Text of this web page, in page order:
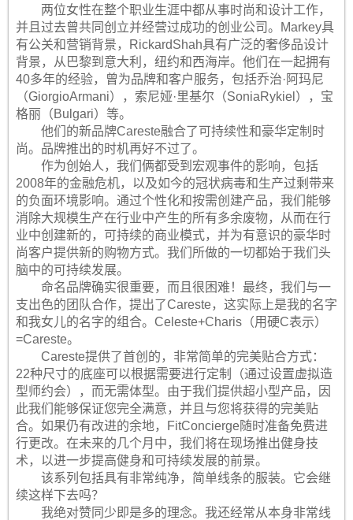
两位女性在整个职业生涯中都从事时尚和设计工作，
并且过去曾共同创立并经营过成功的创业公司。Markey具
有公关和营销背景，RickardShah具有广泛的奢侈品设计
背景，从巴黎到意大利，纽约和西海岸。他们在一起拥有
40多年的经验，曾为品牌和客户服务，包括乔治·阿玛尼
（GiorgioArmani），索尼娅·里基尔（SoniaRykiel），宝
格丽（Bulgari）等。
他们的新品牌Careste融合了可持续性和豪华定制时
尚。品牌推出的时机再好不过了。
作为创始人，我们俩都受到宏观事件的影响，包括
2008年的金融危机，以及如今的冠状病毒和生产过剩带来
的负面环境影响。通过个性化和按需创建产品，我们能够
消除大规模生产在行业中产生的所有多余废物，从而在行
业中创建新的，可持续的商业模式，并为有意识的豪华时
尚客户提供新的购物方式。我们所做的一切都始于我们头
脑中的可持续发展。
命名品牌确实很重要，而且很困难！最终，我们与一
支出色的团队合作，提出了Careste，这实际上是我的名字
和我女儿的名字的组合。Celeste+Charis（用硬C表示）
=Careste。
Careste提供了首创的，非常简单的完美贴合方式：
22种尺寸的底座可以根据需要进行定制（通过设置虚拟造
型师约会），而无需体型。由于我们提供超小型产品，因
此我们能够保证您完全满意，并且与您将获得的完美贴
合。如果仍有改进的余地，FitConcierge随时准备免费进
行更改。在未来的几个月中，我们将在现场推出健身技
术，以进一步提高健身和可持续发展的前景。
该系列包括具有非常纯净，简单线条的服装。它会继
续这样下去吗？
我绝对赞同少即是多的理念。我还经常从本身非常线